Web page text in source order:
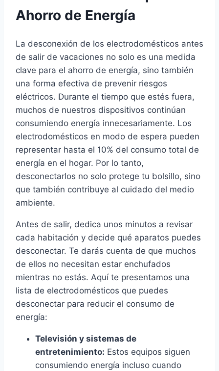
Ahorro de Energía
La desconexión de los electrodomésticos antes
de salir de vacaciones no solo es una medida
clave para el ahorro de energía, sino también
una forma efectiva de prevenir riesgos
eléctricos. Durante el tiempo que estés fuera,
muchos de nuestros dispositivos continúan
consumiendo energía innecesariamente. Los
electrodomésticos en modo de espera pueden
representar hasta el 10% del consumo total de
energía en el hogar. Por lo tanto,
desconectarlos no solo protege tu bolsillo, sino
que también contribuye al cuidado del medio
ambiente.
Antes de salir, dedica unos minutos a revisar
cada habitación y decide qué aparatos puedes
desconectar. Te darás cuenta de que muchos
de ellos no necesitan estar enchufados
mientras no estás. Aquí te presentamos una
lista de electrodomésticos que puedes
desconectar para reducir el consumo de
energía:
Televisión y sistemas de
entretenimiento: Estos equipos siguen
consumiendo energía incluso cuando